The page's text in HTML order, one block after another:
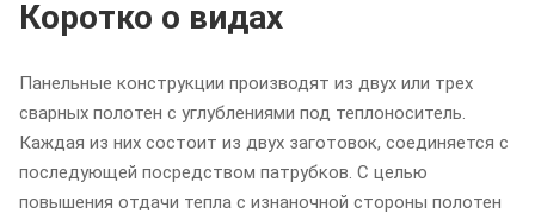
Коротко о видах
Панельные конструкции производят из двух или трех
сварных полотен с углублениями под теплоноситель.
Каждая из них состоит из двух заготовок, соединяется с
последующей посредством патрубков. С целью
повышения отдачи тепла с изнаночной стороны полотен